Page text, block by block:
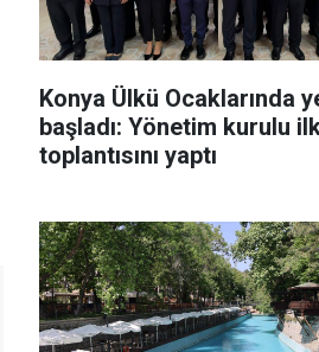
Konya Ülkü Ocaklarında
başladı: Yönetim kurulu
toplantısını yaptı